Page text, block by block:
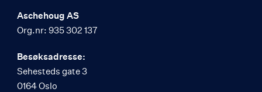
Aschehoug AS
Org.nr: 935 302 137
Besøksadresse:
Sehesteds gate 3
0164 Oslo